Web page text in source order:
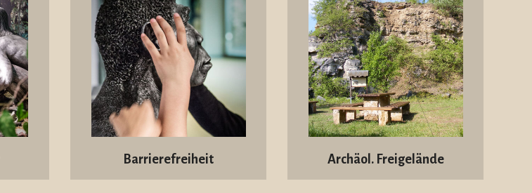
Barrierefreiheit Archäol. Freigelände